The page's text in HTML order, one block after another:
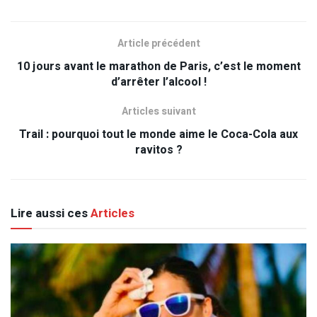
Article précédent
10 jours avant le marathon de Paris, c’est le moment
d’arrêter l’alcool !
Articles suivant
Trail : pourquoi tout le monde aime le Coca-Cola aux
ravitos ?
Lire aussi cesArticles